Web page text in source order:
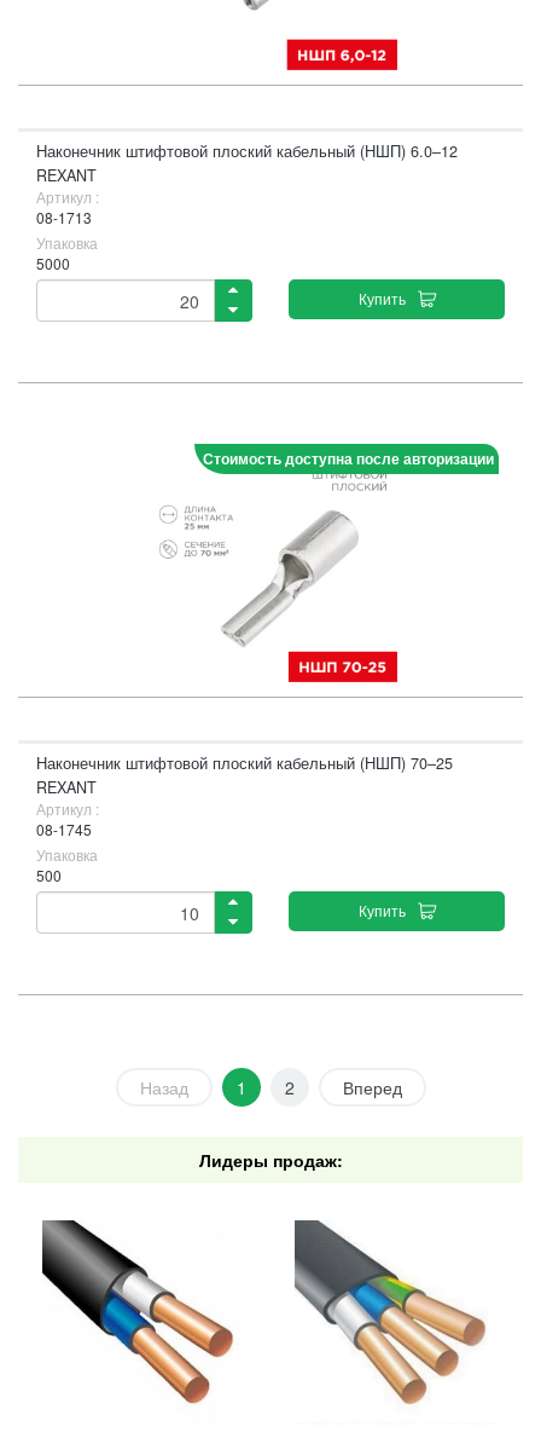
Наконечник штифтовой плоский кабельный (НШП) 6.0–12
REXANT
Артикул :
08-1713
Упаковка
5000
Купить
Стоимость доступна после авторизации
Наконечник штифтовой плоский кабельный (НШП) 70–25
REXANT
Артикул :
08-1745
Упаковка
500
Купить
Назад 1 2 Вперед
Лидеры продаж: